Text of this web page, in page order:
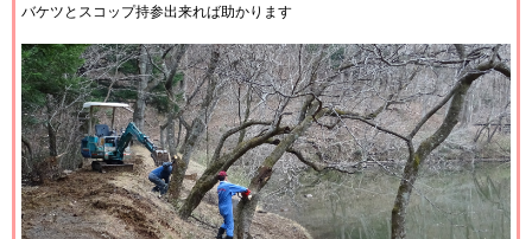
バケツとスコップ持参出来れば助かります